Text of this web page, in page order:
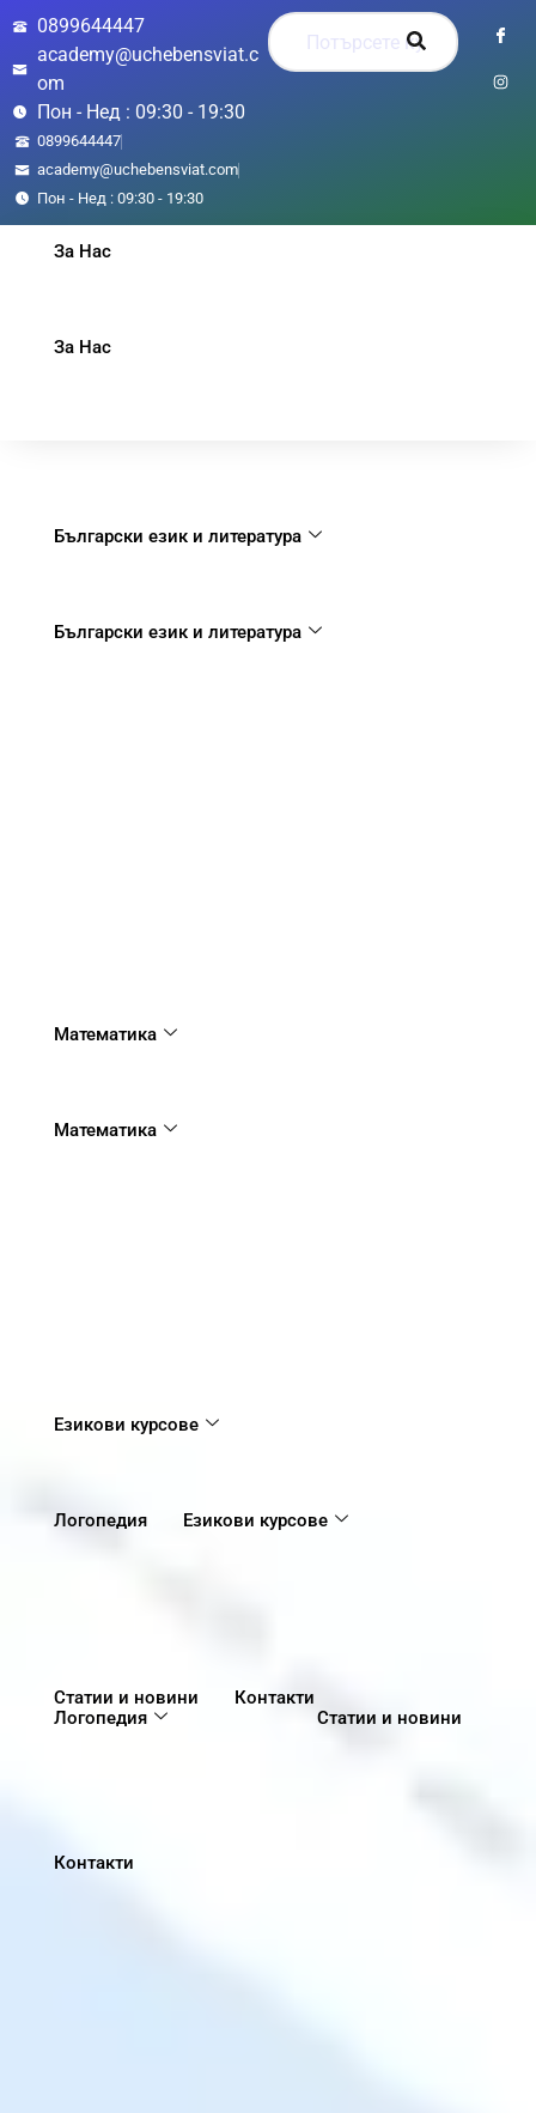
0899644447
academy@uchebensviat.c
om
Пон - Нед : 09:30 - 19:30
0899644447
academy@uchebensviat.com
Пон - Нед : 09:30 - 19:30
За Нас
Български език и литература
Математика
Езикови курсове
Логопедия Статии и новини
Контакти
За Нас
Български език и литература
Математика
Логопедия Езикови курсове
Статии и новини Контакти